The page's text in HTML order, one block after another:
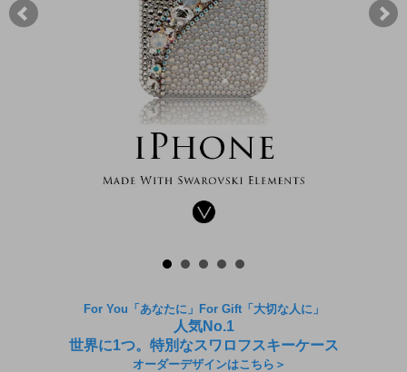
For You「あなたに」For Gift「大切な人に」
人気No.1
世界に1つ。特別なスワロフスキーケース
オーダーデザインはこちら＞